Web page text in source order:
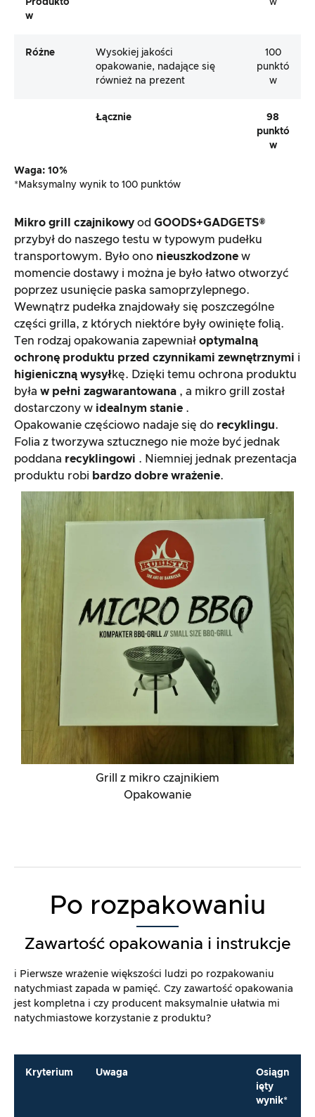
Produktó
W
w
Różne
Wysokiej jakości
opakowanie, nadające się
również na prezent
100
punktó
w
Łącznie
98
punktó
w
Waga: 10%
*Maksymalny wynik to 100 punktów
Grill z mikro czajnikiem
Opakowanie
Mikro grill czajnikowy od GOODS+GADGETS®
przybył do naszego testu w typowym pudełku
transportowym. Było ono nieuszkodzone w
momencie dostawy i można je było łatwo otworzyć
poprzez usunięcie paska samoprzylepnego.
Wewnątrz pudełka znajdowały się poszczególne
części grilla, z których niektóre były owinięte folią.
Ten rodzaj opakowania zapewniał optymalną
ochronę produktu przed czynnikami zewnętrznymi i
higieniczną wysyłkę. Dzięki temu ochrona produktu
była w pełni zagwarantowana , a mikro grill został
dostarczony w idealnym stanie .
Opakowanie częściowo nadaje się do recyklingu.
Folia z tworzywa sztucznego nie może być jednak
poddana recyklingowi . Niemniej jednak prezentacja
produktu robi bardzo dobre wrażenie.
Po rozpakowaniu
Zawartość opakowania i instrukcje
ℹ️ Pierwsze wrażenie większości ludzi po rozpakowaniu
natychmiast zapada w pamięć. Czy zawartość opakowania
jest kompletna i czy producent maksymalnie ułatwia mi
natychmiastowe korzystanie z produktu?
Kryterium Uwaga
Osiągn
ięty
wynik*